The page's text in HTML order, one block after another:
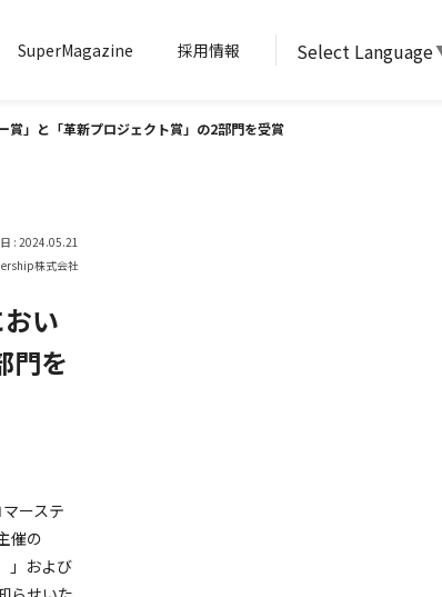
会社概要 グループ企業 グループ沿革
データソリューション事業
SuperMagazine 採用情報 Select Language
」と「革新プロジェクト賞」の2部門を受賞
: 2024.05.21
株式会社
い
門を
ーステ
催の
」および